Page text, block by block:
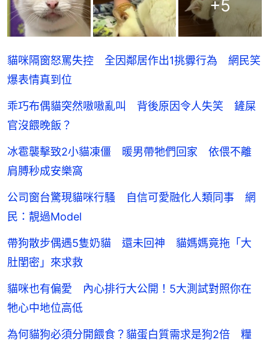
+5
貓咪隔窗怒罵失控 全因鄰居作出1挑釁行為 網民笑
爆表情真到位
乖巧布偶貓突然嗷嗷亂叫 背後原因令人失笑 鏟屎
官沒餵晚飯？
冰雹襲擊致2小貓凍僵 暖男帶牠們回家 依偎不離
肩膊秒成安樂窩
公司窗台驚現貓咪行騷 自信可愛融化人類同事 網
民：靚過Model
帶狗散步偶遇5隻奶貓 還未回神 貓媽媽竟拖「大
肚閨密」來求救
貓咪也有偏愛 內心排行大公開！5大測試對照你在
牠心中地位高低
為何貓狗必須分開餵食？貓蛋白質需求是狗2倍 糧